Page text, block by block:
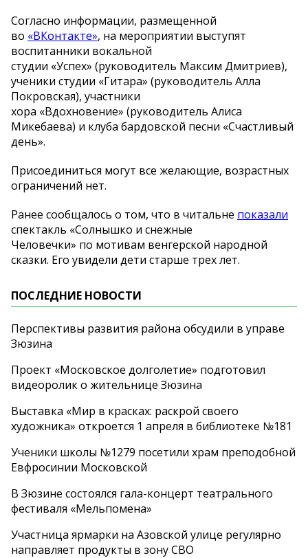
Согласно информации, размещенной
во «ВКонтакте», на мероприятии выступят
воспитанники вокальной
студии «Успех» (руководитель Максим Дмитриев),
ученики студии «Гитара» (руководитель Алла
Покровская), участники
хора «Вдохновение» (руководитель Алиса
Микебаева) и клуба бардовской песни «Счастливый
день».
Присоединиться могут все желающие, возрастных
ограничений нет.
Ранее сообщалось о том, что в читальне показали
спектакль «Солнышко и снежные
Человечки» по мотивам венгерской народной
сказки. Его увидели дети старше трех лет.
ПОСЛЕДНИЕ НОВОСТИ
Перспективы развития района обсудили в управе
Зюзина
Проект «Московское долголетие» подготовил
видеоролик о жительнице Зюзина
Выставка «Мир в красках: раскрой своего
художника» откроется 1 апреля в библиотеке №181
Ученики школы №1279 посетили храм преподобной
Евфросинии Московской
В Зюзине состоялся гала-концерт театрального
фестиваля «Мельпомена»
Участница ярмарки на Азовской улице регулярно
направляет продукты в зону СВО